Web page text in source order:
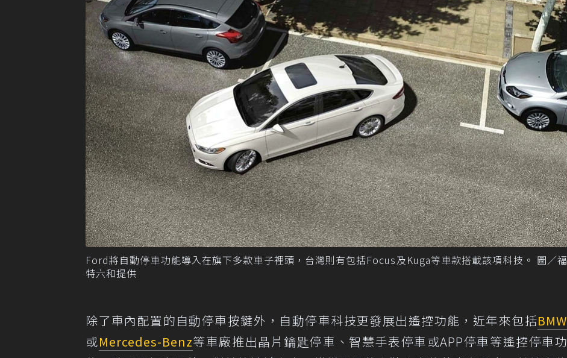
Ford將自動停車功能導入在旗下多款車子裡頭，台灣則有包括Focus及Kuga等車款搭載該項科技。 圖／福
特六和提供
除了車內配置的自動停車按鍵外，自動停車科技更發展出遙控功能，近年來包括BMW
或Mercedes-Benz等車廠推出晶片鑰匙停車、智慧手表停車或APP停車等遙控停車功